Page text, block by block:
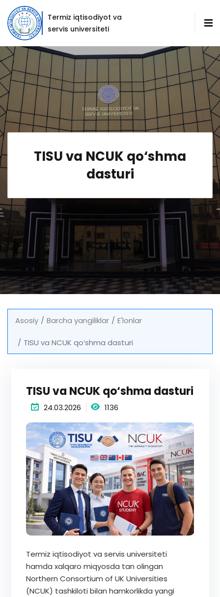
Termiz iqtisodiyot va
servis universiteti
TISU va NCUK qo‘shma
dasturi
Asosiy Barcha yangiliklar E'lonlar
TISU va NCUK qo‘shma dasturi
TISU va NCUK qo‘shma dasturi
24.03.2026 1136
Termiz iqtisodiyot va servis universiteti
hamda xalqaro miqyosda tan olingan
Northern Consortium of UK Universities
(NCUK) tashkiloti bilan hamkorlikda yangi